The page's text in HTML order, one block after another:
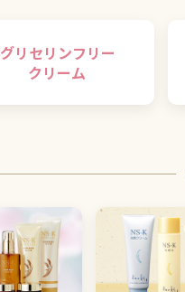
グリセリンフリー
クリーム